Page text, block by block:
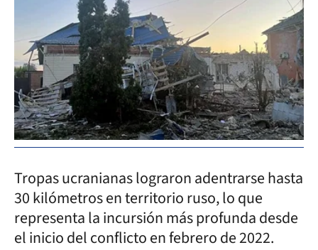
Tropas ucranianas lograron adentrarse hasta
30 kilómetros en territorio ruso, lo que
representa la incursión más profunda desde
el inicio del conflicto en febrero de 2022.